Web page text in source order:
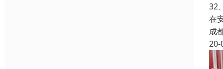
32
在
成
20-